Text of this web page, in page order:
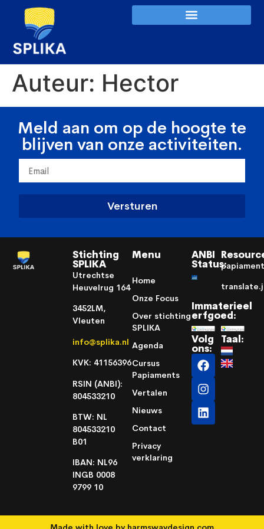
Auteur: Hector
Meld aan om op de hoogte te
blijven van onze activiteiten.
Versturen
Stichting
SPLIKA
Utrechtse
Heuvelrug 164
3452LM,
Vleuten
info@splika.nl
KVK: 41156396
RSIN (ANBI):
804533210
BTW: NL
804533210
B01
IBAN: NL96
INGB 0008
9799 10
Menu
Home
Onze Focus
Over stichting
SPLIKA
Agenda
Cursus
Papiaments
Vertalen
Nieuws
Contact
Privacy
verklaring
ANBI
Status:
Immaterieel
erfgoed:
Volg
ons:
Taal: